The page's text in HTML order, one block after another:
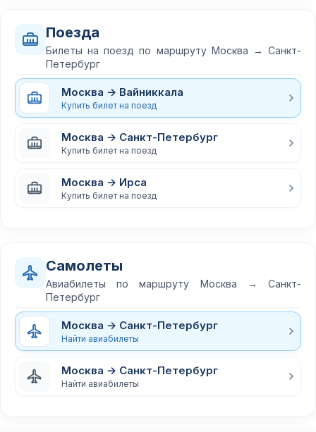
Поезда
Билеты на поезд по маршруту Москва → Санкт-
Петербург
Москва → Вайниккала
Купить билет на поезд
Москва → Санкт-Петербург
Купить билет на поезд
Москва → Ирса
Купить билет на поезд
Самолеты
Авиабилеты по маршруту Москва → Санкт-
Петербург
Москва → Санкт-Петербург
Найти авиабилеты
Москва → Санкт-Петербург
Найти авиабилеты